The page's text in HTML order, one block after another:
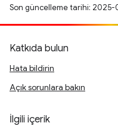
Son güncelleme tarihi: 2025-
Katkıda bulun
Hata bildirin
Açık sorunlara bakın
İlgili içerik